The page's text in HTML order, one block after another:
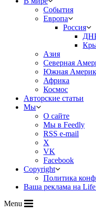
События
Европа
Россия
Азия
Северная
Южная
Африка
Космос
Авторские статьи
Мы
О сайте
Мы в Feedly
RSS e-mail
X
VK
Facebook
Copyright
Политика
Ваша реклама на
Menu